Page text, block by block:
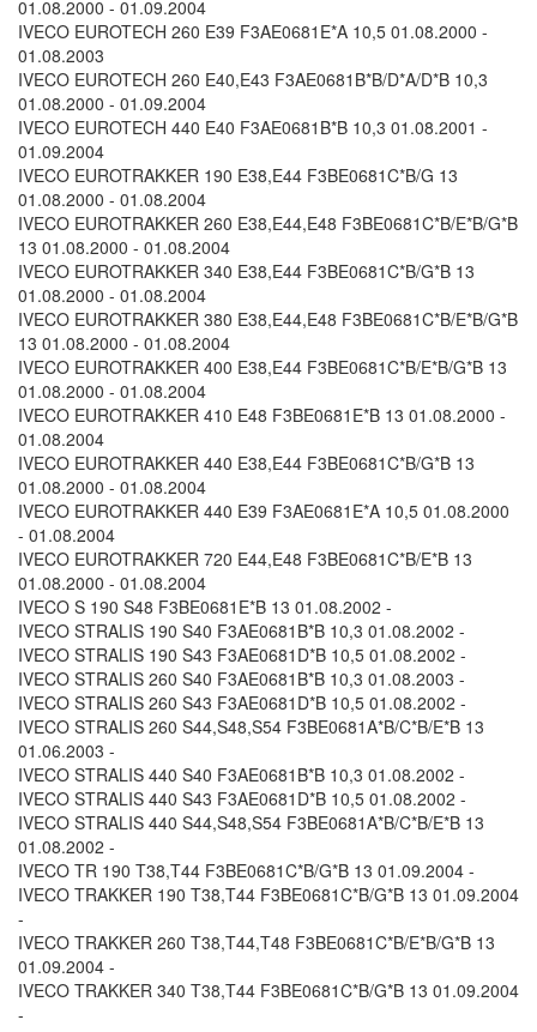
01.08.2000 - 01.09.2004
IVECO EUROTECH 260 E39 F3AE0681E*A 10,5 01.08.2000 -
01.08.2003
IVECO EUROTECH 260 E40,E43 F3AE0681B*B/D*A/D*B 10,3
01.08.2000 - 01.09.2004
IVECO EUROTECH 440 E40 F3AE0681B*B 10,3 01.08.2001 -
01.09.2004
IVECO EUROTRAKKER 190 E38,E44 F3BE0681C*B/G 13
01.08.2000 - 01.08.2004
IVECO EUROTRAKKER 260 E38,E44,E48 F3BE0681C*B/E*B/G*B
13 01.08.2000 - 01.08.2004
IVECO EUROTRAKKER 340 E38,E44 F3BE0681C*B/G*B 13
01.08.2000 - 01.08.2004
IVECO EUROTRAKKER 380 E38,E44,E48 F3BE0681C*B/E*B/G*B
13 01.08.2000 - 01.08.2004
IVECO EUROTRAKKER 400 E38,E44 F3BE0681C*B/E*B/G*B 13
01.08.2000 - 01.08.2004
IVECO EUROTRAKKER 410 E48 F3BE0681E*B 13 01.08.2000 -
01.08.2004
IVECO EUROTRAKKER 440 E38,E44 F3BE0681C*B/G*B 13
01.08.2000 - 01.08.2004
IVECO EUROTRAKKER 440 E39 F3AE0681E*A 10,5 01.08.2000
- 01.08.2004
IVECO EUROTRAKKER 720 E44,E48 F3BE0681C*B/E*B 13
01.08.2000 - 01.08.2004
IVECO S 190 S48 F3BE0681E*B 13 01.08.2002 -
IVECO STRALIS 190 S40 F3AE0681B*B 10,3 01.08.2002 -
IVECO STRALIS 190 S43 F3AE0681D*B 10,5 01.08.2002 -
IVECO STRALIS 260 S40 F3AE0681B*B 10,3 01.08.2003 -
IVECO STRALIS 260 S43 F3AE0681D*B 10,5 01.08.2002 -
IVECO STRALIS 260 S44,S48,S54 F3BE0681A*B/C*B/E*B 13
01.06.2003 -
IVECO STRALIS 440 S40 F3AE0681B*B 10,3 01.08.2002 -
IVECO STRALIS 440 S43 F3AE0681D*B 10,5 01.08.2002 -
IVECO STRALIS 440 S44,S48,S54 F3BE0681A*B/C*B/E*B 13
01.08.2002 -
IVECO TR 190 T38,T44 F3BE0681C*B/G*B 13 01.09.2004 -
IVECO TRAKKER 190 T38,T44 F3BE0681C*B/G*B 13 01.09.2004
-
IVECO TRAKKER 260 T38,T44,T48 F3BE0681C*B/E*B/G*B 13
01.09.2004 -
IVECO TRAKKER 340 T38,T44 F3BE0681C*B/G*B 13 01.09.2004
-